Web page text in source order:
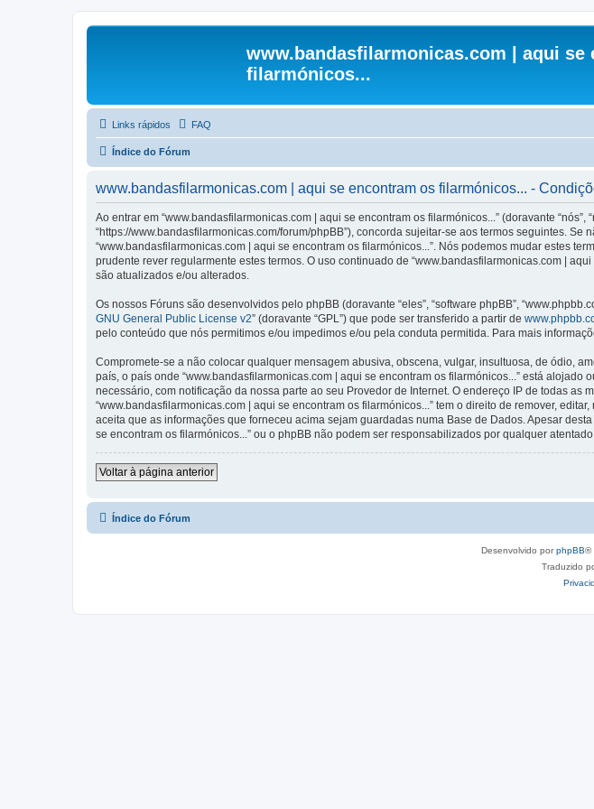
www.bandasfilarmonicas.com | aqui se
filarmónicos...
Links rápidos FAQ
Índice do Fórum
www.bandasfilarmonicas.com | aqui se encontram os filarmónicos... -
Ao entrar em “www.bandasfilarmonicas.com | aqui se encontram os filarmónicos...” (doravante
“https://www.bandasfilarmonicas.com/forum/phpBB”), concorda sujeitar-se aos termos seguintes.
“www.bandasfilarmonicas.com | aqui se encontram os filarmónicos...”. Nós podemos mudar estes
prudente rever regularmente estes termos. O uso continuado de “www.bandasfilarmonicas.com |
são atualizados e/ou alterados.
Os nossos Fóruns são desenvolvidos pelo phpBB (doravante “eles”, “software phpBB”,
GNU General Public License v2” (doravante “GPL”) que pode ser transferido a partir de
pelo conteúdo que nós permitimos e/ou impedimos e/ou pela conduta permitida. Para mais
Compromete-se a não colocar qualquer mensagem abusiva, obscena, vulgar, insultuosa, de ódio,
país, o país onde “www.bandasfilarmonicas.com | aqui se encontram os filarmónicos...” está
necessário, com notificação da nossa parte ao seu Provedor de Internet. O endereço IP de todas
“www.bandasfilarmonicas.com | aqui se encontram os filarmónicos...” tem o direito de remover,
aceita que as informações que forneceu acima sejam guardadas numa Base de Dados. Apesar
se encontram os filarmónicos...” ou o phpBB não podem ser responsabilizados por qualquer
Voltar à página anterior
Índice do Fórum
Desenvolvido porphpBB®
Traduzido